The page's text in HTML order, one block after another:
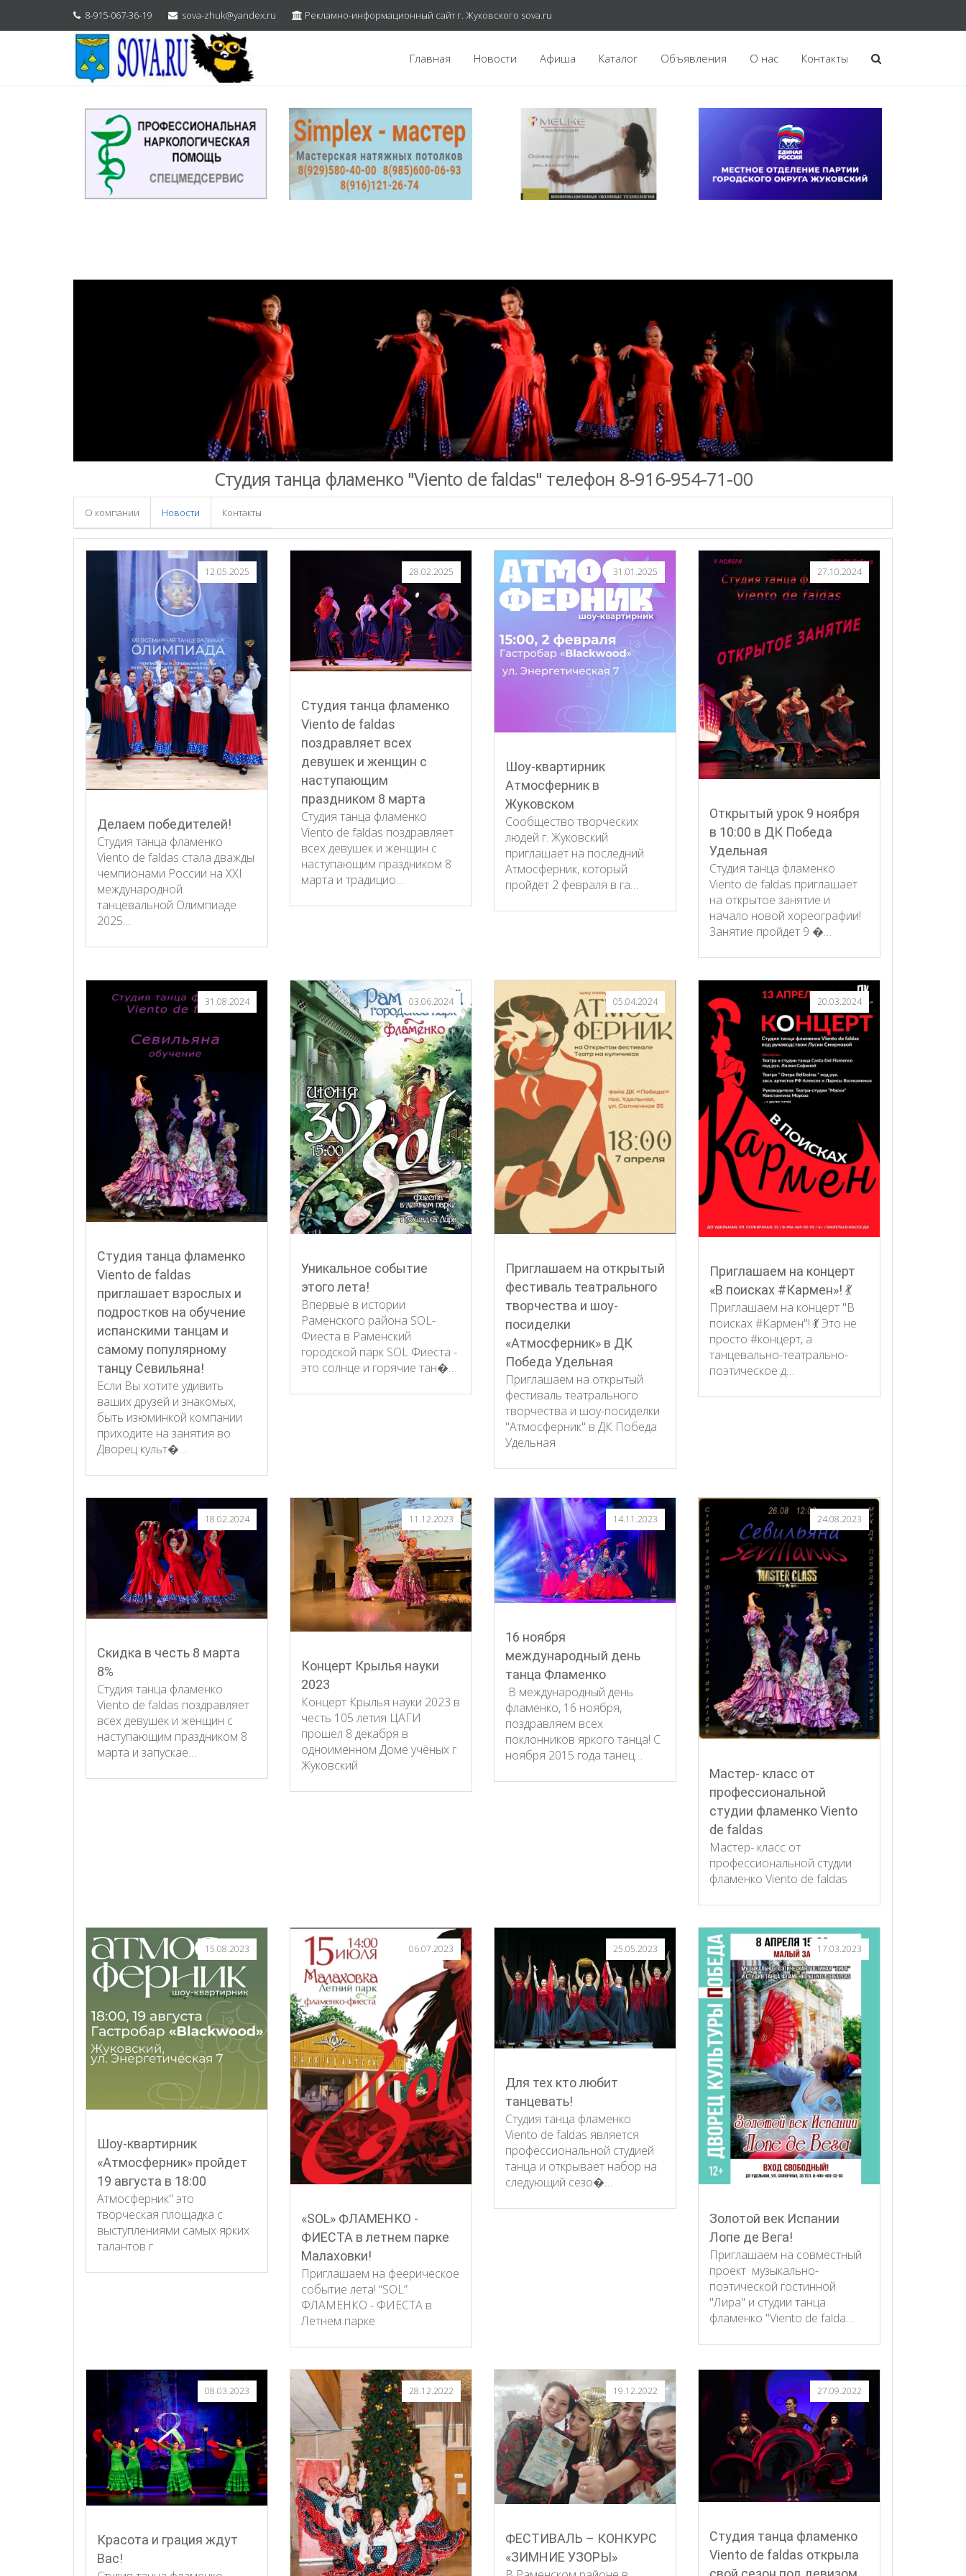
8-915-067-36-19 sova-zhuk@yandex.ru Рекламно-информационный сайт г. Жуковского sova.ru
Главная Новости Афиша Каталог Объявления О нас Контакты
Студия танца фламенко "Viento de faldas" телефон 8-916-954-71-00
О компании Новости Контакты
12.05.2025
Делаем победителей!
Студия танца фламенко
Viento de faldas стала дважды
чемпионами России на XXI
международной
танцевальной Олимпиаде
2025…
28.02.2025
Студия танца фламенко
Viento de faldas
поздравляет всех
девушек и женщин с
наступающим
праздником 8 марта
Студия танца фламенко
Viento de faldas поздравляет
всех девушек и женщин с
наступающим праздником 8
марта и традицио…
31.01.2025
Шоу-квартирник
Атмосферник в
Жуковском
Сообщество творческих
людей г. Жуковский
приглашает на последний
Атмосферник, который
пройдет 2 февраля в га…
27.10.2024
Открытый урок 9 ноября
в 10:00 в ДК Победа
Удельная
Студия танца фламенко
Viento de faldas приглашает
на открытое занятие и
начало новой хореографии!
Занятие пройдет 9 �…
31.08.2024
Студия танца фламенко
Viento de faldas
приглашает взрослых и
подростков на обучение
испанскими танцам и
самому популярному
танцу Севильяна!
Если Вы хотите удивить
ваших друзей и знакомых,
быть изюминкой компании
приходите на занятия во
Дворец культ�…
03.06.2024
Уникальное событие
этого лета!
Впервые в истории
Раменского района SOL-
Фиеста в Раменский
городской парк SOL Фиеста -
это солнце и горячие тан�…
05.04.2024
Приглашаем на открытый
фестиваль театрального
творчества и шоу-
посиделки
«Атмосферник» в ДК
Победа Удельная
Приглашаем на открытый
фестиваль театрального
творчества и шоу-посиделки
"Атмосферник" в ДК Победа
Удельная
20.03.2024
Приглашаем на концерт
«В поисках #Кармен»! 💃
Приглашаем на концерт "В
поисках #Кармен"! 💃 Это не
просто #концерт, а
танцевально-театрально-
поэтическое д…
18.02.2024
Скидка в честь 8 марта
8%
Студия танца фламенко
Viento de faldas поздравляет
всех девушек и женщин с
наступающим праздником 8
марта и запускае…
11.12.2023
Концерт Крылья науки
2023
Концерт Крылья науки 2023 в
честь 105 летия ЦАГИ
прошел 8 декабря в
одноименном Доме учёных г
Жуковский
14.11.2023
16 ноября
международный день
танца Фламенко
В международный день
фламенко, 16 ноября,
поздравляем всех
поклонников яркого танца! С
ноября 2015 года танец…
24.08.2023
Мастер- класс от
профессиональной
студии фламенко Viento
de faldas
Мастер- класс от
профессиональной студии
фламенко Viento de faldas
15.08.2023
Шоу-квартирник
«Атмосферник» пройдет
19 августа в 18:00
Атмосферник" это
творческая площадка с
выступлениями самых ярких
талантов г
06.07.2023
«SOL» ФЛАМЕНКО -
ФИЕСТА в летнем парке
Малаховки!
Приглашаем на феерическое
событие лета! “SOL”
ФЛАМЕНКО - ФИЕСТА в
Летнем парке
25.05.2023
Для тех кто любит
танцевать!
Студия танца фламенко
Viento de faldas является
профессиональной студией
танца и открывает набор на
следующий сезо�…
17.03.2023
Золотой век Испании
Лопе де Вега!
Приглашаем на совместный
проект музыкально-
поэтической гостинной
"Лира" и студии танца
фламенко "Viento de falda…
08.03.2023
Красота и грация ждут
Вас!
28.12.2022 19.12.2022
ФЕСТИВАЛЬ – КОНКУРС
«ЗИМНИЕ УЗОРЫ»
27.09.2022
Студия танца фламенко
Viento de faldas открыла